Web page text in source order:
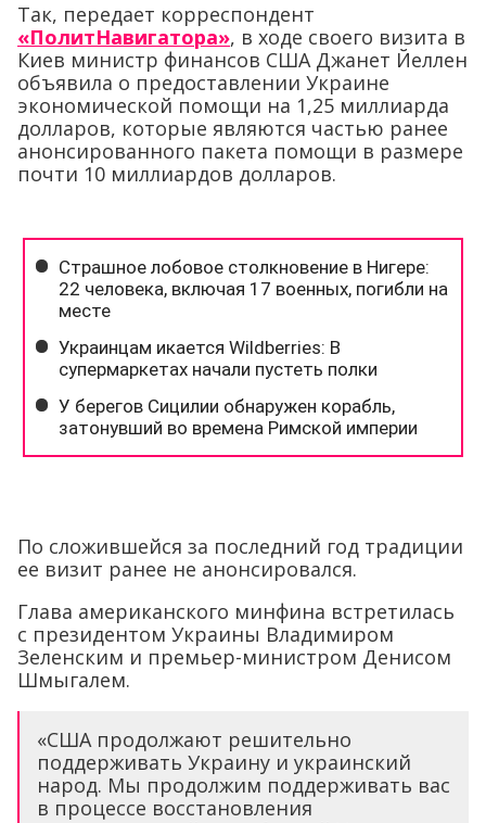
Так, передает корреспондент
«ПолитНавигатора», в ходе своего визита в
Киев министр финансов США Джанет Йеллен
объявила о предоставлении Украине
экономической помощи на 1,25 миллиарда
долларов, которые являются частью ранее
анонсированного пакета помощи в размере
почти 10 миллиардов долларов.
По сложившейся за последний год традиции
ее визит ранее не анонсировался.
Глава американского минфина встретилась
с президентом Украины Владимиром
Зеленским и премьер-министром Денисом
Шмыгалем.
«США продолжают решительно
поддерживать Украину и украинский
народ. Мы продолжим поддерживать вас
в процессе восстановления